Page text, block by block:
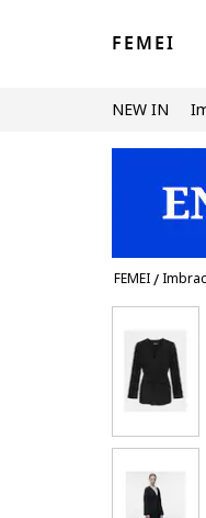
FEMEI
NEW IN
FEMEI/